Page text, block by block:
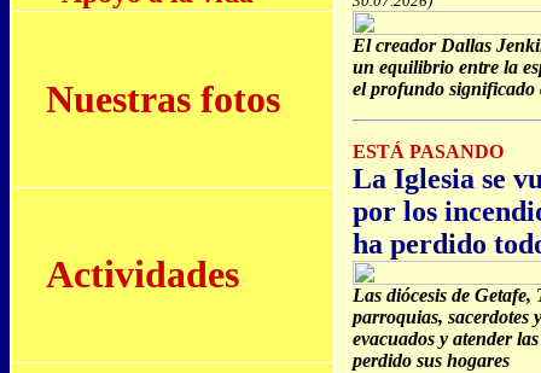
El creador Dallas
un equilibrio entre la
el profundo significado
ESTÁ PASANDO
La Iglesia se
por los
ha perdido
Las diócesis de
parroquias, sacerdotes
evacuados y atender
perdido sus hogares
Nuestras fotos
Actividades